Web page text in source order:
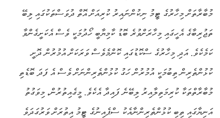
މުބާރާތަށް މިހާރުގެ ޓީމު ނިކުންނައިރު ކުރިއަށް އޮތް ދުވަސްތަކުގައި ލިބޭ
ތަޖުރިބާގެ އެހީގައި މިހާރަށްވުރެ ބޮޑު ކާމިޔާބީ ހޯދުމަކީ ވެސް އެކަށީގެންވާ
ކަމެކެވެ. އަދި މިހާރުގެ ސްކޮޑުގައި ކޮންމެވެސް ވަރަކަށް އުމުރުން ދޮށީ
ކުޅުންތެރިން ތިބުމަކީ އުމުރުން ހަގު ކުޅުންތެރިންނަށް ވެސް އެ ފަދަ ބޮޑެތި
މުބާރާތްތަކާ ކުރިމަތިލާއިރު ލިބޭނެ ފައިދާ އެކެވެ. މީގެއިތުރުން، މިވަގުތު
އަނިޔާގައި ތިބި ކުޅުންތެރިންނާއެކު ސްޕެއިނުގެ ޓީމު އިތުރަށް ވަރުގަދަވެ